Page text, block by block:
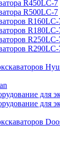
R450LC-7
R500LC-7
для
для